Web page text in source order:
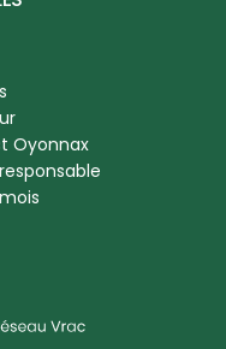
Oyonnax